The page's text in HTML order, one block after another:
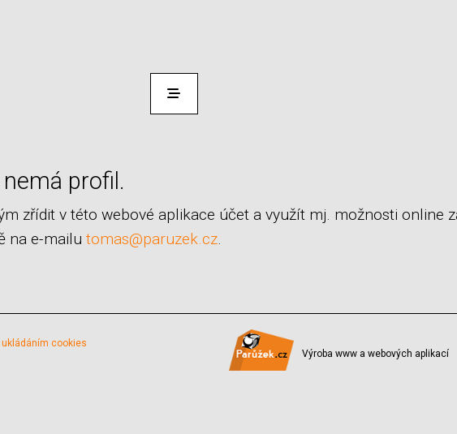
profil.
zřídit v této webové aplikace účet a využít mj. možnosti online
na e-mailutomas@paruzek.cz
cookies
Výroba www a webových aplikací